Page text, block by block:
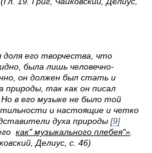
его творчества, что
была лишь человечно-
он должен был стать и
природы, так как он писал
в его музыке не было той
и настоящие и четко
духа природы [9]
как" музыкального плебея"»
Делиус, с. 46)